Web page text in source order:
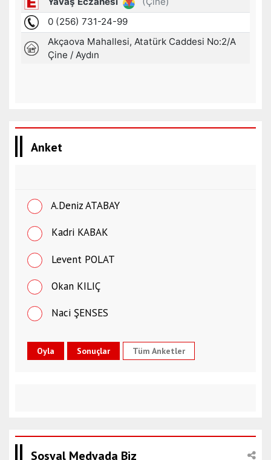
Anket
A.Deniz ATABAY
Kadri KABAK
Levent POLAT
Okan KILIÇ
Naci ŞENSES
Tüm Anketler
Sosyal Medyada Biz